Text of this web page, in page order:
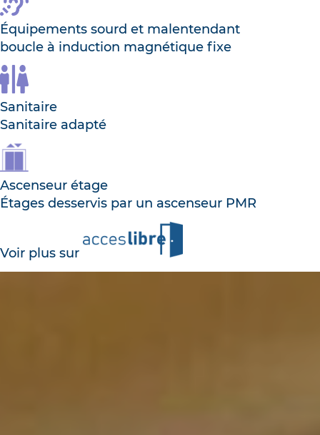
Équipements sourd et malentendant
boucle à induction magnétique fixe
Sanitaire
Sanitaire adapté
Ascenseur étage
Étages desservis par un ascenseur PMR
Voir plus sur